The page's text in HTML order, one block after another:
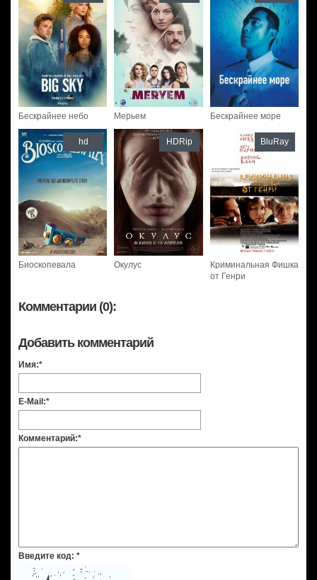
Бескрайнее небо Мерьем Бескрайнее море
Биоскопевала
hd
Окулус
HDRip
Криминальная Фишка
от Генри
BluRay
Комментарии (0):
Добавить комментарий
Имя:*
E-Mail:*
Комментарий:*
Введите код: *